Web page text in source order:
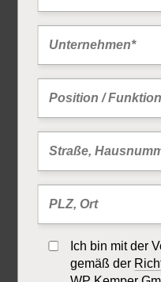
Ich bin mit der
gemäß der